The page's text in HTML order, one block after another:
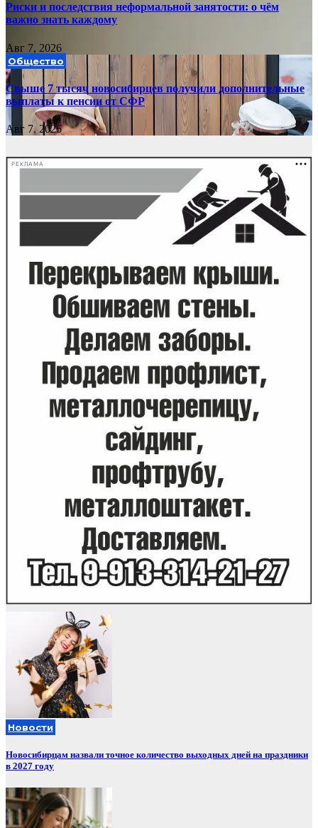
Риски и последствия неформальной занятости: о чём
важно знать каждому
Авг 7, 2026
Общество
Свыше 7 тысяч новосибирцев получили дополнительные
выплаты к пенсии от СФР
Авг 7, 2026
РЕКЛАМА
Новости
Новосибирцам назвали точное количество выходных дней на праздники
в 2027 году